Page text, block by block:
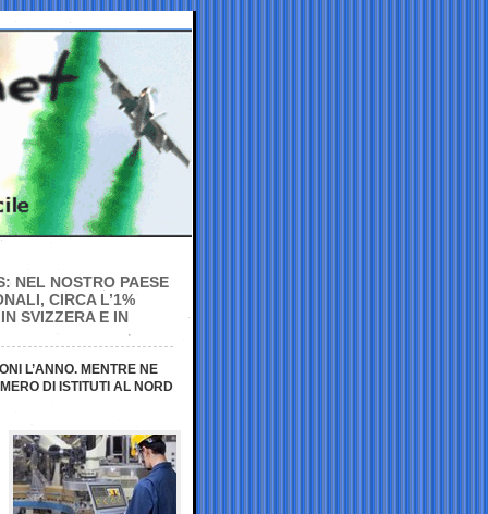
NEL NOSTRO PAESE
CIRCA L’1%
SVIZZERA E IN
L’ANNO. MENTRE NE
DI ISTITUTI AL NORD